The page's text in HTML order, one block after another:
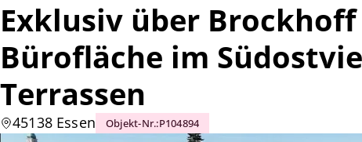
Exklusiv über Brockhoff
Bürofläche im
Terrassen
45138 Essen Objekt-Nr.:P104894